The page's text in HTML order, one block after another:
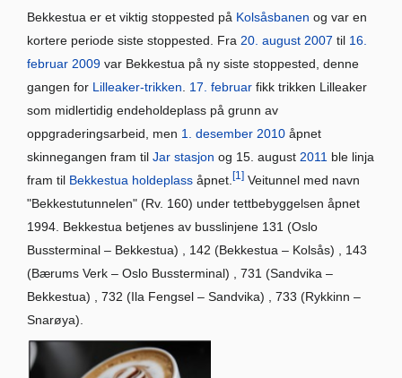
Bekkestua er et viktig stoppested på Kolsåsbanen og var en
kortere periode siste stoppested. Fra 20. august 2007 til 16.
februar 2009 var Bekkestua på ny siste stoppested, denne
gangen for Lilleaker-trikken 17. februar fikk trikken Lilleaker
som midlertidig endeholdeplass på grunn av
oppgraderingsarbeid, men 1. desember 2010 åpnet
skinnegangen fram til Jar stasjon og 15. august 2011 ble linja
fram til Bekkestua holdeplass åpnet. [1] Veitunnel med navn
"Bekkestutunnelen" (Rv. 160) under tettbebyggelsen åpnet
1994. Bekkestua betjenes av busslinjene 131 (Oslo
Bussterminal – Bekkestua) , 142 (Bekkestua – Kolsås) , 143
(Bærums Verk – Oslo Bussterminal) , 731 (Sandvika –
Bekkestua) , 732 (Ila Fengsel – Sandvika) , 733 (Rykkinn –
Snarøya).